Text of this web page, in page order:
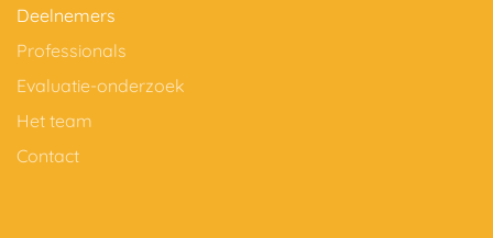
Deelnemers
Professionals
Evaluatie-onderzoek
Het team
Contact